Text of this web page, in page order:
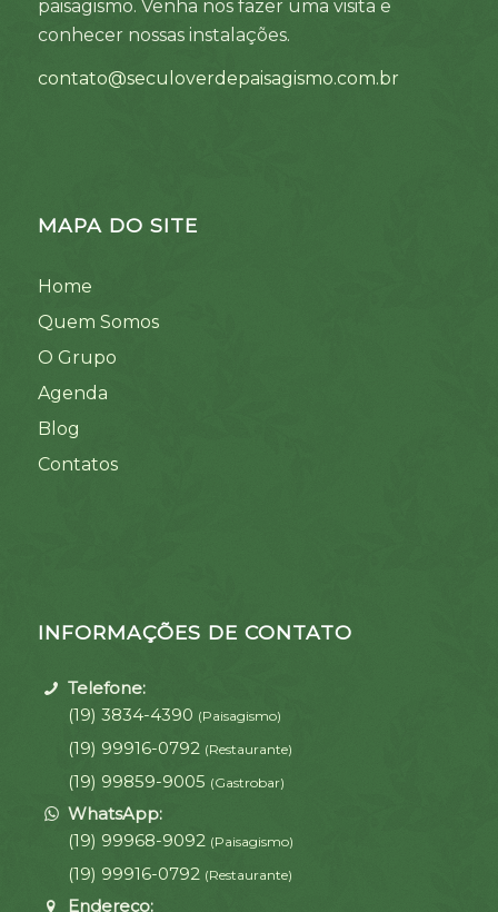
paisagismo. Venha nos fazer uma visita e
conhecer nossas instalações.
contato@seculoverdepaisagismo.com.br
MAPA DO SITE
Home
Quem Somos
O Grupo
Agenda
Blog
Contatos
INFORMAÇÕES DE CONTATO
Telefone:
(19) 3834-4390 (Paisagismo)
(19) 99916-0792 (Restaurante)
(19) 99859-9005 (Gastrobar)
WhatsApp:
(19) 99968-9092 (Paisagismo)
(19) 99916-0792 (Restaurante)
Endereço: